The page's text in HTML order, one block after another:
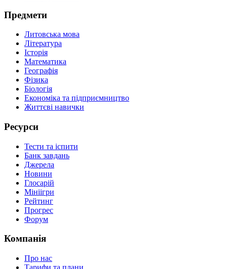
Предмети
Литовська мова
Література
Історія
Математика
Географія
Фізика
Біологія
Економіка та підприємництво
Життєві навички
Ресурси
Тести та іспити
Банк завдань
Джерела
Новини
Глосарій
Мініігри
Рейтинг
Прогрес
Форум
Компанія
Про нас